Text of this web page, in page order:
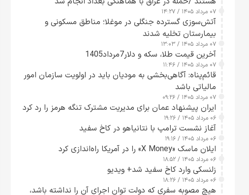
۰۷ مرداد ۱۴۰۵ / ۱۴:۲۷
آتش‌سوزی گسترده جنگلی در موغلا؛ مناطق مسکونی و
بیمارستان تخلیه شدند
۰۷ مرداد ۱۴۰۵ / ۱۳:۰۳
آخرین قیمت طلا، سکه و دلار7مرداد1405
۰۷ مرداد ۱۴۰۵ / ۱۱:۴۶
قائم‌پناه: آگاهی‌بخشی به مودیان باید در اولویت سازمان امور
مالیاتی باشد
۰۷ مرداد ۱۴۰۵ / ۰۹:۲۶
ایران پیشنهاد عمان برای مدیریت مشترک تنگه هرمز را رد کرد
۰۶ مرداد ۱۴۰۵ / ۱۹:۲۶
آغاز نشست ترامپ با نتانیاهو در کاخ سفید
۰۶ مرداد ۱۴۰۵ / ۱۹:۱۶
ایلان ماسک «X Money» را در آمریکا راه‌اندازی کرد
۰۶ مرداد ۱۴۰۵ / ۱۸:۵۲
زلنسکی وارد کاخ سفید شد+ ویدیو
۰۶ مرداد ۱۴۰۵ / ۱۸:۲۶
هیچ مصوبه سفری که دولت توان اجرای آن را نداشته باشد،